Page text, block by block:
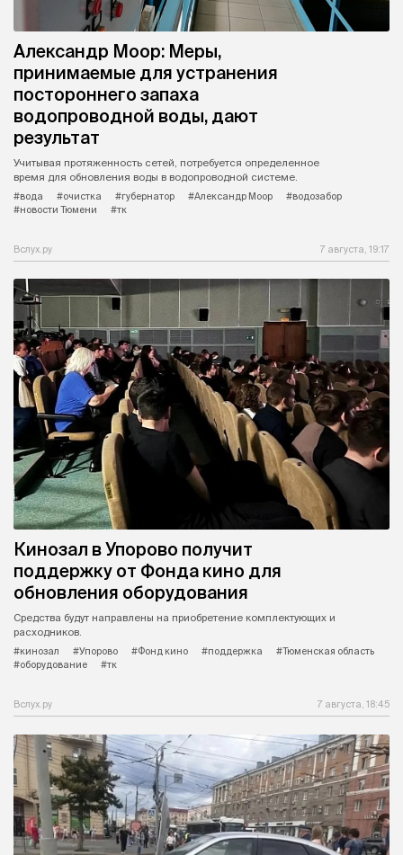
Александр Моор: Меры,
принимаемые для устранения
постороннего запаха
водопроводной воды, дают
результат
Учитывая протяженность сетей, потребуется определенное
время для обновления воды в водопроводной системе.
#вода
#очистка #губернатор #Александр Моор
#водозабор
#новости Тюмени
#тк
Вслух.ру 7 августа, 19:17
Кинозал в Упорово получит
поддержку от Фонда кино для
обновления оборудования
Средства будут направлены на приобретение комплектующих и
расходников.
#кинозал
#Упорово #Фонд кино #поддержка
#Тюменская область
#оборудование
#тк
Вслух.ру 7 августа, 18:45